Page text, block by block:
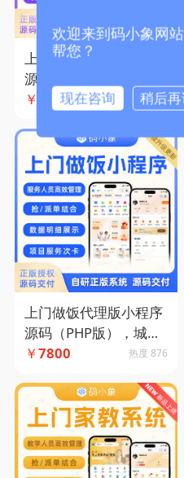
上门育儿代理版小程序
源码（PHP版），城市
代理版多端管理，兼容
￥ 7800 热度 858
上门做饭代理版小程序
源码（PHP版），城市
代理版多端管理，兼容
￥7800 热度 876
欢迎来到码小象网
帮您？
现在咨询 稍后